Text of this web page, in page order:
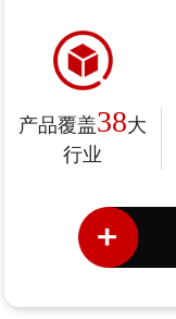
产品覆盖38大
行业